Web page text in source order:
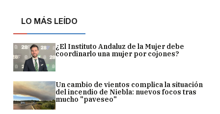
LO MÁS LEÍDO
¿El Instituto Andaluz de la Mujer debe
coordinarlo una mujer por cojones?
Un cambio de vientos complica la situación
del incendio de Niebla: nuevos focos tras
mucho "paveseo"